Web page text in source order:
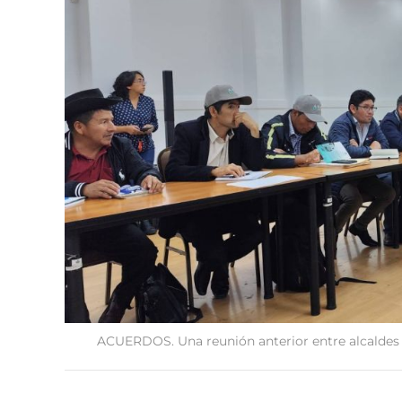
ACUERDOS. Una reunión anterior entre